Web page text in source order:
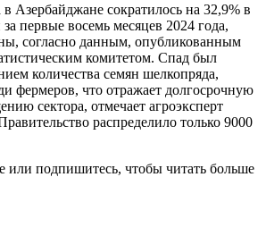
Азербайджане сократилось на 32,9% в
первые восемь месяцев 2024 года,
согласно данным, опубликованным
комитетом. Спад был
количества семян шелкопряда,
фермеров, что отражает долгосрочную
сектора, отмечает агроэксперт
распределило только 9000
или подпишитесь, чтобы читать больше